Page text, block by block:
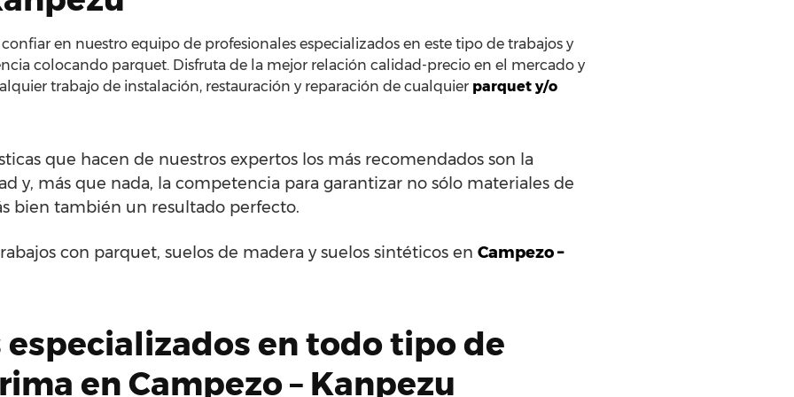
en nuestro equipo de profesionales especializados en este tipo de trabajos y
colocando parquet. Disfruta de la mejor relación calidad-precio en el mercado y
trabajo de instalación, restauración y reparación de cualquier parquet y/o
que hacen de nuestros expertos los más recomendados son la
y, más que nada, la competencia para garantizar no sólo materiales de
bien también un resultado perfecto.
con parquet, suelos de madera y suelos sintéticos en Campezo –
en todo tipo de
en Campezo – Kanpezu